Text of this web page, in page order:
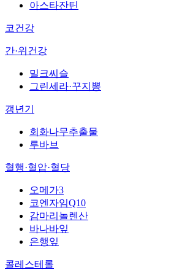
아스타잔틴
코건강
간·위건강
밀크씨슬
그린세라·꾸지뽕
갱년기
회화나무추출물
루바브
혈행·혈압·혈당
오메가3
코엔자임Q10
감마리놀렌산
바나바잎
은행잎
콜레스테롤